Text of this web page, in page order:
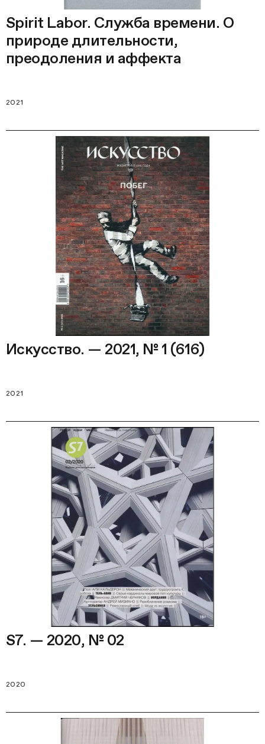
Spirit Labor. Служба времени. О
природе длительности,
преодоления и аффекта
2021
Искусство. — 2021, № 1 (616)
2021
S7. — 2020, № 02
2020